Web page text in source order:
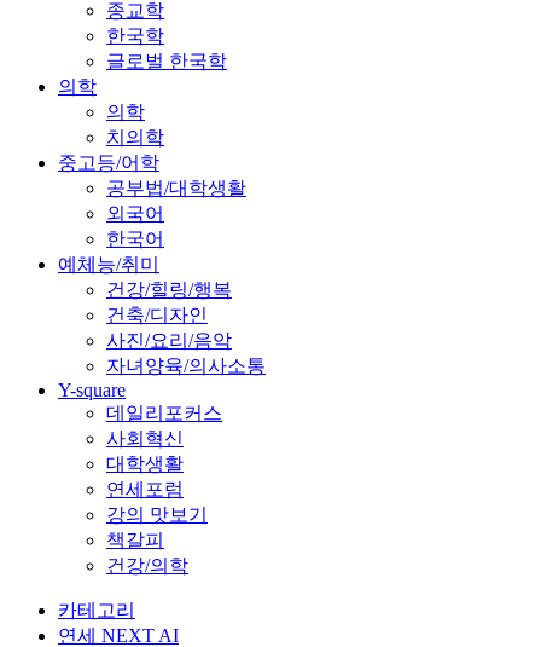
종교학
한국학
글로벌 한국학
의학
의학
치의학
중고등/어학
공부법/대학생활
외국어
한국어
예체능/취미
건강/힐링/행복
건축/디자인
사진/요리/음악
자녀양육/의사소통
Y-square
데일리포커스
사회혁신
대학생활
연세포럼
강의 맛보기
책갈피
건강/의학
카테고리
연세 NEXT AI